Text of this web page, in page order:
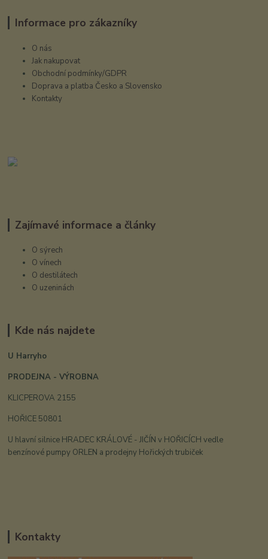
Informace pro zákazníky
O nás
Jak nakupovat
Obchodní podmínky/GDPR
Doprava a platba Česko a Slovensko
Kontakty
Zajímavé informace a články
O sýrech
O vínech
O destilátech
O uzeninách
Kde nás najdete
U Harryho
PRODEJNA - VÝROBNA
KLICPEROVA 2155
HOŘICE 50801
U hlavní silnice HRADEC KRÁLOVÉ - JIČÍN v HOŘICÍCH vedle
benzínové pumpy ORLEN a prodejny Hořických trubiček
Kontakty